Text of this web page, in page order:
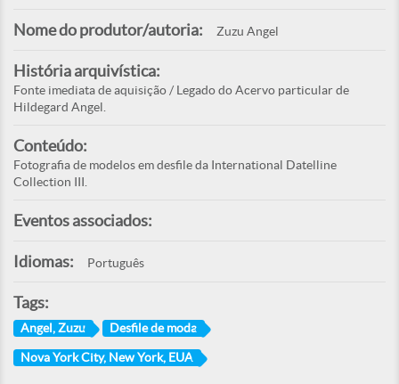
Nome do produtor/autoria: Zuzu Angel
História arquivística:
Fonte imediata de aquisição / Legado do Acervo particular de
Hildegard Angel.
Conteúdo:
Fotografia de modelos em desfile da International Datelline
Collection III.
Eventos associados:
Idiomas: Português
Tags:
Angel, Zuzu Desfile de moda
Nova York City, New York, EUA